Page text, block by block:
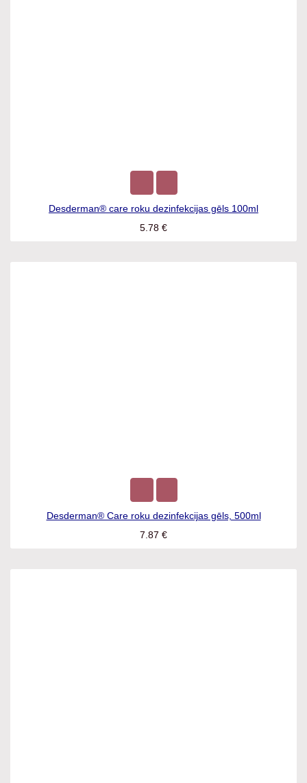
Desderman® care roku dezinfekcijas gēls 100ml
5.78€
Desderman® Care roku dezinfekcijas gēls, 500ml
7.87 €